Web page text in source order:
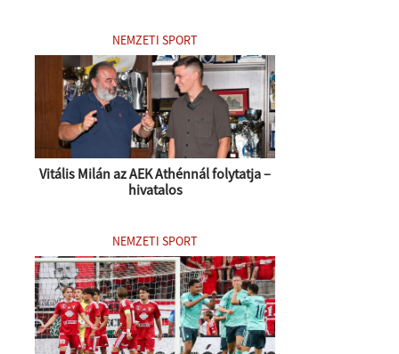
NEMZETI SPORT
Vitális Milán az AEK Athénnál folytatja –
hivatalos
NEMZETI SPORT